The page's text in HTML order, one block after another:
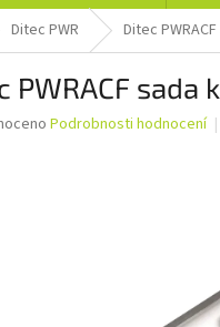
Ditec PWR Ditec
PWRACF sada
Podrobnosti hodnocení